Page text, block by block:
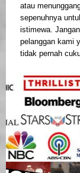
atau
sepenuhnya
istimewa.
pelanggan kami
tidak pernah